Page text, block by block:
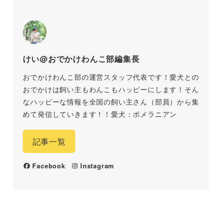
けい@おでかけわんこ部編集長
おでかけわんこ部の運営スタッフ代表です！愛犬との
おでかけは飼い主もわんこもハッピーにします！そん
なハッピーな情報を全国の飼い主さん（部員）から集
めて発信していきます！！愛犬：ポメラニアン
記事一覧
Facebook Instagram